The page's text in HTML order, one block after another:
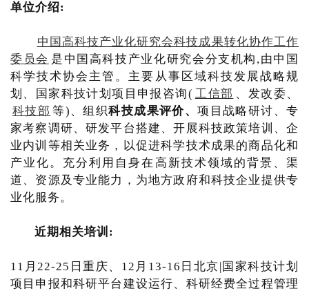
单位介绍:
中国高科技产业化研究会科技成果转化协作工作
委员会 是中国高科技产业化研究会分支机构,由中国
科学技术协会主管。主要从事区域科技发展战略规
划、国家科技计划项目申报咨询( 工信部 、发改委、
科技部 等)、组织科技成果评价、项目战略研讨、专
家考察调研、研发平台搭建、开展科技政策培训、企
业内训等相关业务，以促进科学技术成果的商品化和
产业化。充分利用自身在高新技术领域的背景、渠
道、资源及专业能力，为地方政府和科技企业提供专
业化服务。
近期相关培训:
11月22-25日重庆、12月13-16日北京|国家科技计划
项目申报和科研平台建设运行、科研经费全过程管理